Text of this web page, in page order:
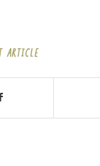
ARTICLE